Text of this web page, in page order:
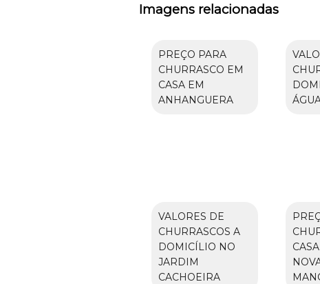
Imagens relacionadas
PREÇO PARA
CHURRASCO EM
CASA EM
ANHANGUERA
VALORES DE
CHURRASCOS A
DOMICÍLIO NO
JARDIM
CACHOEIRA